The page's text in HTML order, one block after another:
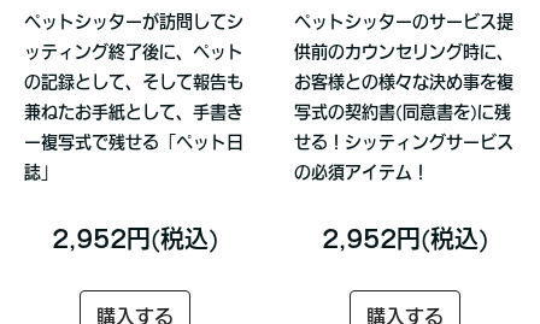
ペットシッターが訪問してシ
ッティング終了後に、ペット
の記録として、そして報告も
兼ねたお手紙として、手書き
ー複写式で残せる「ペット日
誌」
2,952円(税込)
購入する
ペットシッターのサービス提
供前のカウンセリング時に、
お客様との様々な決め事を複
写式の契約書(同意書を)に残
せる！シッティングサービス
の必須アイテム！
2,952円(税込)
購入する